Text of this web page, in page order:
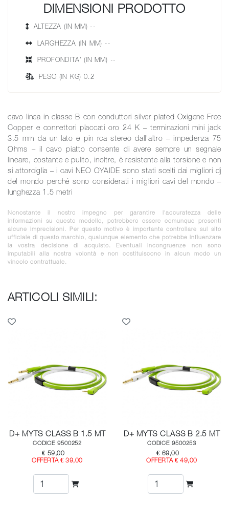
DIMENSIONI PRODOTTO
ALTEZZA (IN MM) --
LARGHEZZA (IN MM) --
PROFONDITA' (IN MM) --
PESO (IN KG) 0.2
cavo linea in classe B con conduttori silver plated Oxigene Free
Copper e connettori placcati oro 24 K – terminazioni mini jack
3.5 mm da un lato e pin rca stereo dall'altro – impedenza 75
Ohms – il cavo piatto consente di avere sempre un segnale
lineare, costante e pulito, inoltre, è resistente alla torsione e non
si attorciglia – i cavi NEO OYAIDE sono stati scelti dai migliori dj
del mondo perché sono considerati i migliori cavi del mondo –
lunghezza 1.5 metri
Nonostante il nostro impegno per garantire l'accuratezza delle
informazioni su questo modello, potrebbero essere comunque presenti
alcune imprecisioni. Per questo motivo è importante controllare sul sito
ufficiale di questo marchio, qualunque elemento che potrebbe influenzare
la vostra decisione di acquisto. Eventuali incongruenze non sono
imputabili alla nostra volontà e non costituiscono in alcun modo un
vincolo contrattuale.
ARTICOLI SIMILI:
D+ MYTS CLASS B 1.5 MT
CODICE 9500252
€ 59,00
OFFERTA € 39,00
D+ MYTS CLASS B 2.5 MT
CODICE 9500253
€ 69,00
OFFERTA € 49,00